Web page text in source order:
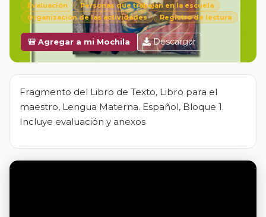
Evaluación
Personas que trabajan en la escuela
Organización de las actividades
Registro de lectura
🎒 Agregar a mi Mochila Descargar
Fragmento del Libro de Texto, Libro para el
maestro, Lengua Materna. Español, Bloque 1.
Incluye evaluación y anexos